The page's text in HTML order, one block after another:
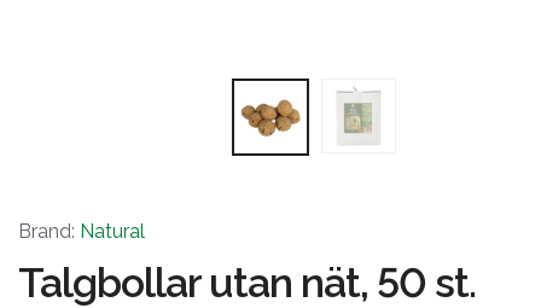
Brand: Natural
Talgbollar utan nät, 50 st.